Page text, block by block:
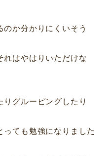
のか分かりにくいそう
れはやはりいただけな
グルーピングしたり
ても勉強になりました